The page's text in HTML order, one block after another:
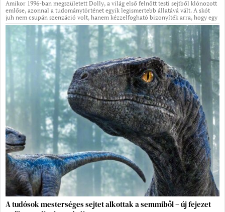
Amikor 1996-ban megszületett Dolly, a világ első felnőtt testi sejtből klónozott
emlőse, azonnal a tudománytörténet egyik legismertebb állatává vált. A skót
juh nem csupán szenzáció volt, hanem kézzelfogható bizonyíték arra, hogy egy
A tudósok mesterséges sejtet alkottak a semmiből – új fejezet